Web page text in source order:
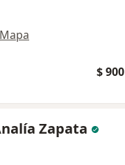
Mapa
$ 900
Zapata